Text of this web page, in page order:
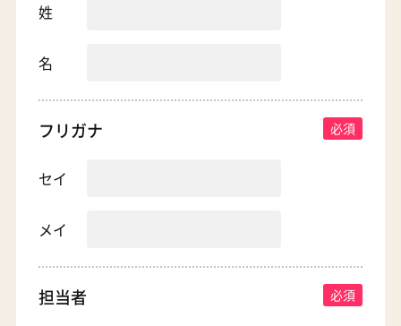
姓
名
フリガナ
セイ
メイ
担当者